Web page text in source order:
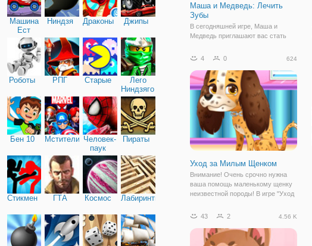
Машина
Ест
Машину
Ниндзя Драконы Джипы
Роботы РПГ Старые
Лего
Ниндзяго
Бен 10 Мстители Человек-
паук
Пираты
Стикмен ГТА Космос Лабиринты
Маша и Медведь: Лечить
Зубы
В сегодняшней игре, Маша и
Медведь приглашают вас стать
будет очень увлекательно и
примером увидите как не нужно
делать, чтобы сохранить ваши
зубки в идеальном
4 0 624
Уход за Милым Щенком
Внимание! Очень срочно нужна
ваша помощь маленькому щенку
неизвестной породы! В игре "Уход
ухаживать за щенком, который
Каждый день у него не проходит
43 2 4.56 K